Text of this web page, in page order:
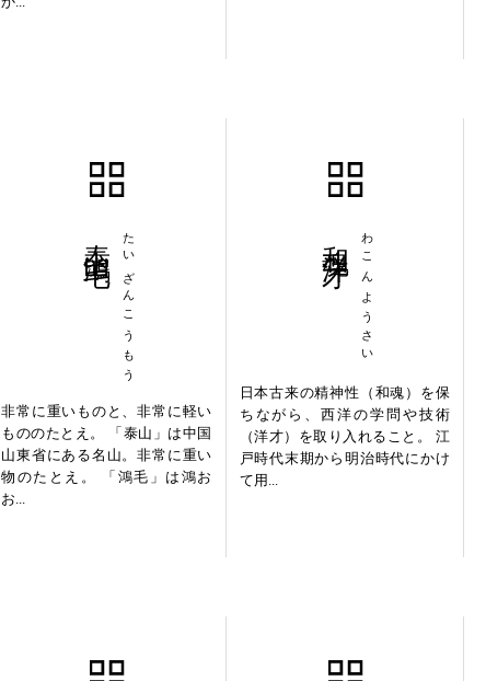
たいざんこうもう
非常に重いものと、非常に軽い
もののたとえ。 「泰山」は中国
山東省にある名山。非常に重い
物のたとえ。 「鴻毛」は鴻お
お...
わこんようさい
日本古来の精神性（和魂）を保
ちながら、西洋の学問や技術
（洋才）を取り入れること。 江
戸時代末期から明治時代にかけ
て用...